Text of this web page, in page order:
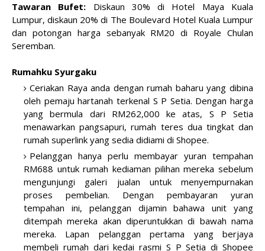
Tawaran Bufet: Diskaun 30% di Hotel Maya Kuala
Lumpur, diskaun 20% di The Boulevard Hotel Kuala Lumpur
dan potongan harga sebanyak RM20 di Royale Chulan
Seremban.
Rumahku Syurgaku
Ceriakan Raya anda dengan rumah baharu yang dibina
oleh pemaju hartanah terkenal S P Setia. Dengan harga
yang bermula dari RM262,000 ke atas, S P Setia
menawarkan pangsapuri, rumah teres dua tingkat dan
rumah superlink yang sedia didiami di Shopee.
Pelanggan hanya perlu membayar yuran tempahan
RM688 untuk rumah kediaman pilihan mereka sebelum
mengunjungi galeri jualan untuk menyempurnakan
proses pembelian. Dengan pembayaran yuran
tempahan ini, pelanggan dijamin bahawa unit yang
ditempah mereka akan diperuntukkan di bawah nama
mereka. Lapan pelanggan pertama yang berjaya
membeli rumah dari kedai rasmi S P Setia di Shopee